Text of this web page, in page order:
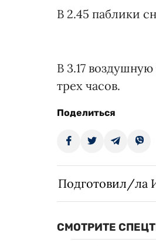
В 2.45 паблики
В 3.17
трех часов.
Поделиться
Подготовил/ла
СМОТРИТЕ